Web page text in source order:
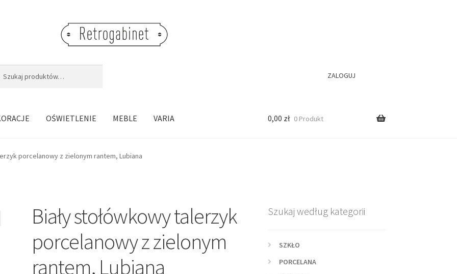
ZALOGUJ
OŚWIETLENIE MEBLE VARIA 0,00 zł 0 Produkt
porcelanowy z zielonym rantem, Lubiana
Biały stołówkowy talerzyk
porcelanowy z zielonym
rantem, Lubiana
Szukaj według kategorii
SZKŁO
PORCELANA